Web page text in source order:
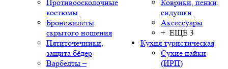
Противоосколочные
костюмы
Бронежилеты
скрытого ношения
Пятиточечники,
защита бёдер
Варбелты –
Коврики, пенки,
сидушки
Аксессуары
+ ЕЩЕ 3
Кухня туристическая
Сухие пайки
(ИРП)